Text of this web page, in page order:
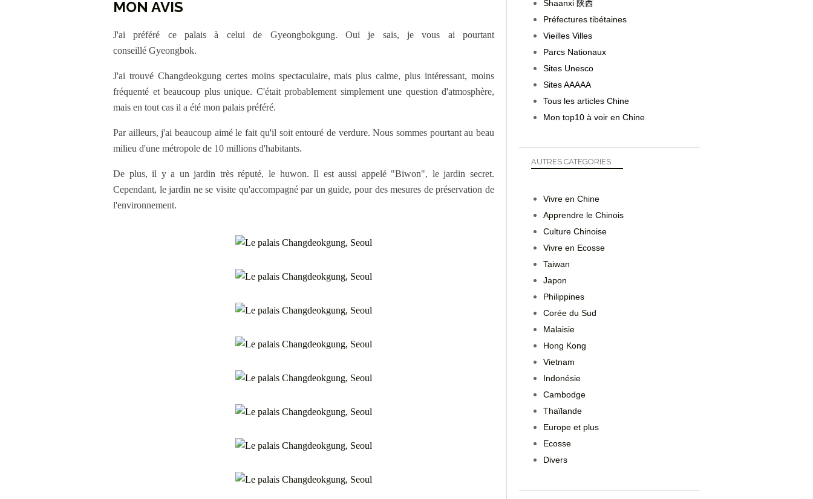
MON AVIS
J'ai préféré ce palais à celui de Gyeongbokgung. Oui je sais, je vous ai pourtant
conseillé Gyeongbok.
J'ai trouvé Changdeokgung certes moins spectaculaire, mais plus calme, plus intéressant, moins
fréquenté et beaucoup plus unique. C'était probablement simplement une question d'atmosphère,
mais en tout cas il a été mon palais préféré.
Par ailleurs, j'ai beaucoup aimé le fait qu'il soit entouré de verdure. Nous sommes pourtant au beau
milieu d'une métropole de 10 millions d'habitants.
De plus, il y a un jardin très réputé, le huwon. Il est aussi appelé "Biwon", le jardin secret.
Cependant, le jardin ne se visite qu'accompagné par un guide, pour des mesures de préservation de
l'environnement.
Shaanxi 陕西
Préfectures tibétaines
Vieilles Villes
Parcs Nationaux
Sites Unesco
Sites AAAAA
Tous les articles Chine
Mon top10 à voir en Chine
AUTRES CATEGORIES
Vivre en Chine
Apprendre le Chinois
Culture Chinoise
Vivre en Ecosse
Taiwan
Japon
Philippines
Corée du Sud
Malaisie
Hong Kong
Vietnam
Indonésie
Cambodge
Thaïlande
Europe et plus
Ecosse
Divers